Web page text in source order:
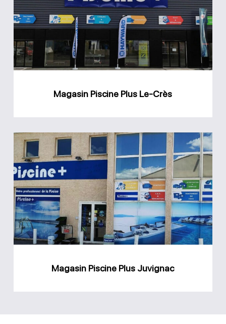
Le-
Crès
Magasin Piscine Plus Le-Crès
Magasin
Piscine
Plus
Juvignac
Magasin Piscine Plus Juvignac